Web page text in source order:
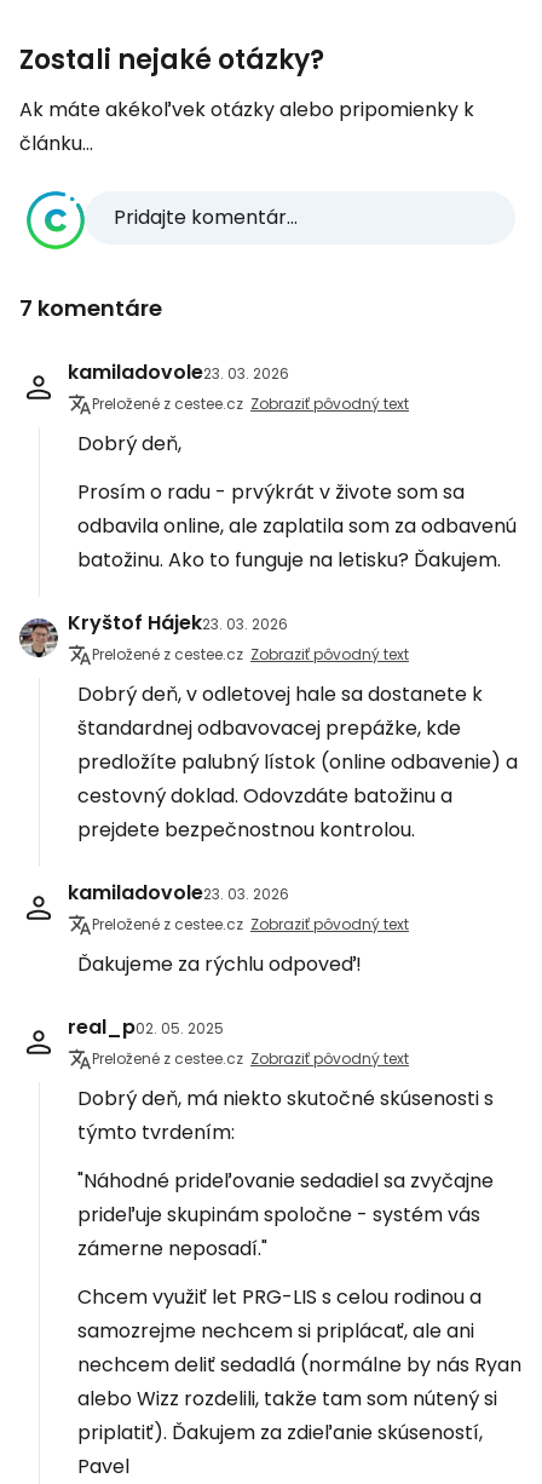
Zostali nejaké otázky?
Ak máte akékoľvek otázky alebo pripomienky k
článku...
Pridajte komentár...
7 komentáre
kamiladovole23. 03. 2026
Preložené z cestee.cz Zobraziť pôvodný text
Dobrý deň,
Prosím o radu - prvýkrát v živote som sa
odbavila online, ale zaplatila som za odbavenú
batožinu. Ako to funguje na letisku? Ďakujem.
Kryštof Hájek23. 03. 2026
Preložené z cestee.cz Zobraziť pôvodný text
Dobrý deň, v odletovej hale sa dostanete k
štandardnej odbavovacej prepážke, kde
predložíte palubný lístok (online odbavenie) a
cestovný doklad. Odovzdáte batožinu a
prejdete bezpečnostnou kontrolou.
kamiladovole23. 03. 2026
Preložené z cestee.cz Zobraziť pôvodný text
Ďakujeme za rýchlu odpoveď!
real_p02. 05. 2025
Preložené z cestee.cz Zobraziť pôvodný text
Dobrý deň, má niekto skutočné skúsenosti s
týmto tvrdením:
"Náhodné prideľovanie sedadiel sa zvyčajne
prideľuje skupinám spoločne - systém vás
zámerne neposadí."
Chcem využiť let PRG-LIS s celou rodinou a
samozrejme nechcem si priplácať, ale ani
nechcem deliť sedadlá (normálne by nás Ryan
alebo Wizz rozdelili, takže tam som nútený si
priplatiť). Ďakujem za zdieľanie skúseností,
Pavel